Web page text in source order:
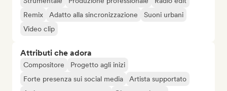
Remix
Adatto alla sincronizzazione
Suoni urbani
Video clip
Attributi che adora
Compositore
Progetto agli inizi
Forte presenza sui social media
Artista supportato